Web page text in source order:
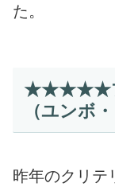
た。
★★★★★プ
（ユンボ
昨年のクリテ